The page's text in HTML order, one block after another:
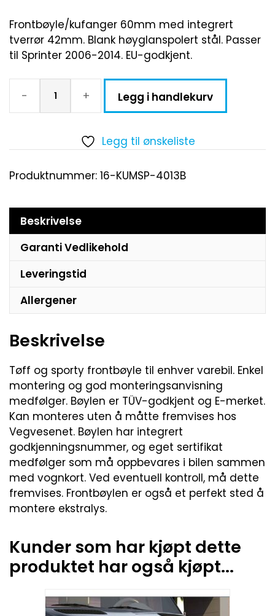
Frontbøyle/kufanger 60mm med integrert
tverrør 42mm. Blank høyglanspolert stål. Passer
til Sprinter 2006-2014. EU-godkjent.
- + Legg i handlekurv
Legg til ønskeliste
Produktnummer: 16-KUMSP-4013B
Beskrivelse
Garanti Vedlikehold
Leveringstid
Allergener
Beskrivelse
Tøff og sporty frontbøyle til enhver varebil. Enkel
montering og god monteringsanvisning
medfølger. Bøylen er TÜV-godkjent og E-merket.
Kan monteres uten å måtte fremvises hos
Vegvesenet. Bøylen har integrert
godkjenningsnummer, og eget sertifikat
medfølger som må oppbevares i bilen sammen
med vognkort. Ved eventuell kontroll, må dette
fremvises. Frontbøylen er også et perfekt sted å
montere ekstralys.
Kunder som har kjøpt dette
produktet har også kjøpt...